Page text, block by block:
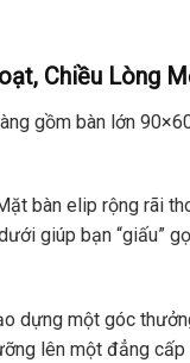
Chiều Lòng
gồm bàn lớn 90×
bàn elip rộng rãi
giúp bạn “giấu”
dựng một góc
lên một đẳng cấp